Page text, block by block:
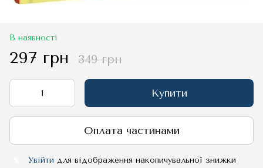
В наявності
297 грн 349 грн
Купити
Оплата частинами
Увійти для відображення накопичувальної знижки